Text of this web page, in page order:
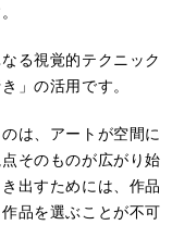
る視覚的テクニック
」の活用です。
は、アートが空間に
そのものが広がり始
出すためには、作品
品を選ぶことが不可